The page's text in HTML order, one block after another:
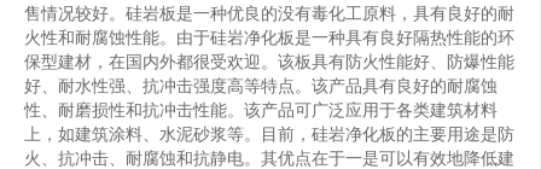
售情况较好。硅岩板是一种优良的没有毒化工原料，具有良好的耐
火性和耐腐蚀性能。由于硅岩净化板是一种具有良好隔热性能的环
保型建材，在国内外都很受欢迎。该板具有防火性能好、防爆性能
好、耐水性强、抗冲击强度高等特点。该产品具有良好的耐腐蚀
性、耐磨损性和抗冲击性能。该产品可广泛应用于各类建筑材料
上，如建筑涂料、水泥砂浆等。目前，硅岩净化板的主要用途是防
火、抗冲击、耐腐蚀和抗静电。其优点在于一是可以有效地降低建